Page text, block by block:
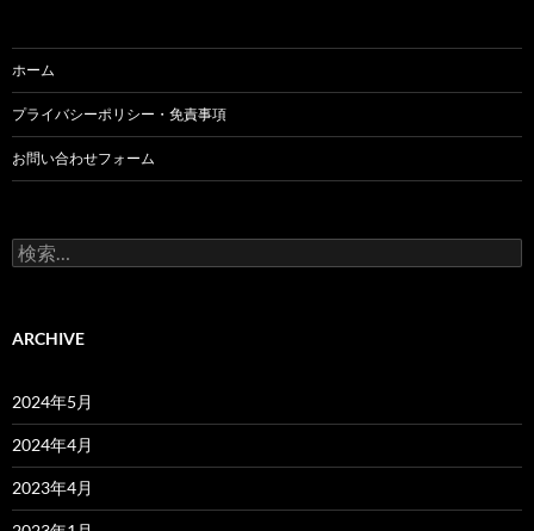
ホーム
プライバシーポリシー・免責事項
お問い合わせフォーム
検
索:
ARCHIVE
2024年5月
2024年4月
2023年4月